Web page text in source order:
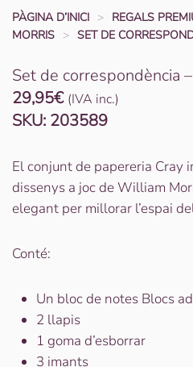
PÀGINA D’INICI REGALS
MORRIS
SET DE
Set de correspondència
29,95€ (IVA inc.)
SKU: 203589
El conjunt de papereria Cray
dissenys a joc de William
elegant per millorar l’espai
Conté:
Un bloc de notes Blocs
2 llapis
1 goma d’esborrar
3 imants